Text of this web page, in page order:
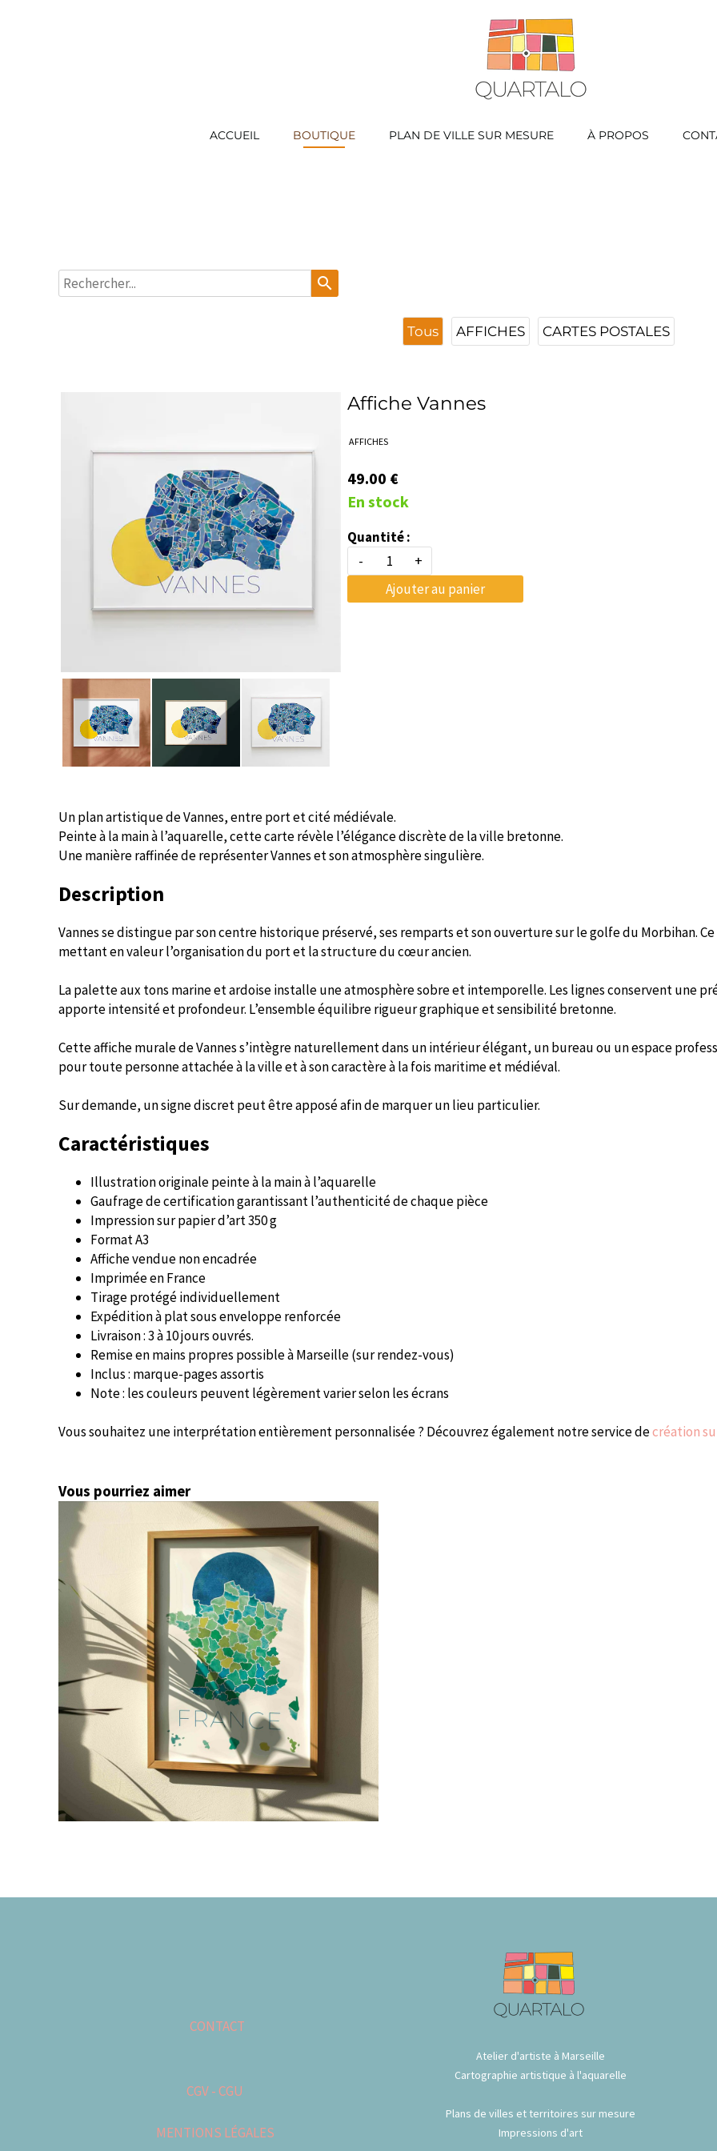
ACCUEIL BOUTIQUE PLAN DE VILLE SUR MESURE À PROPOS
MENTIONS LÉGALES
Atelier d'artiste à Marseille
Cartographie artistique à l'aquarelle
Plans de villes et territoires sur mesure
Impressions d'art
CGV - CGU
CONTACT
search
Tous AFFICHES CARTES POSTALES
Affiche Vannes
AFFICHES
49.00 €
En stock
Quantité :
- +
Ajouter au panier
Un plan artistique de Vannes, entre port et cité médiévale.
Peinte à la main à l’aquarelle, cette carte révèle l’élégance discrète de la ville bretonne.
Une manière raffinée de représenter Vannes et son atmosphère singulière.
Description
Vannes se distingue par son centre historique préservé, ses remparts et son ouverture sur le golfe du Morbihan.
mettant en valeur l’organisation du port et la structure du cœur ancien.
La palette aux tons marine et ardoise installe une atmosphère sobre et intemporelle. Les lignes conservent une
apporte intensité et profondeur. L’ensemble équilibre rigueur graphique et sensibilité bretonne.
Cette affiche murale de Vannes s’intègre naturellement dans un intérieur élégant, un bureau ou un espace
pour toute personne attachée à la ville et à son caractère à la fois maritime et médiéval.
Sur demande, un signe discret peut être apposé afin de marquer un lieu particulier.
Caractéristiques
Illustration originale peinte à la main à l’aquarelle
Gaufrage de certification garantissant l’authenticité de chaque pièce
Impression sur papier d’art 350 g
Format A3
Affiche vendue non encadrée
Imprimée en France
Tirage protégé individuellement
Expédition à plat sous enveloppe renforcée
Livraison : 3 à 10 jours ouvrés.
Remise en mains propres possible à Marseille (sur rendez-vous)
Inclus : marque-pages assortis
Note : les couleurs peuvent légèrement varier selon les écrans
Vous souhaitez une interprétation entièrement personnalisée ? Découvrez également notre service decréation
Vous pourriez aimer